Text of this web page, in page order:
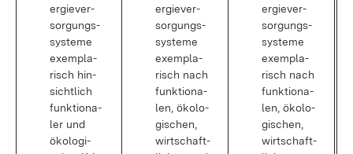
er­gie­ver­
sor­gungs­
sys­te­me
ex­em­pla­
risch hin­
sicht­lich
funk­tio­na­
ler und
öko­lo­gi­
er­gie­ver­
sor­gungs­
sys­te­me
ex­em­pla­
risch nach
funk­tio­na­
len, öko­lo­
gi­schen,
wirt­schaft­
er­gie­ver­
sor­gungs­
sys­te­me
ex­em­pla­
risch nach
funk­tio­na­
len, öko­lo­
gi­schen,
wirt­schaft­